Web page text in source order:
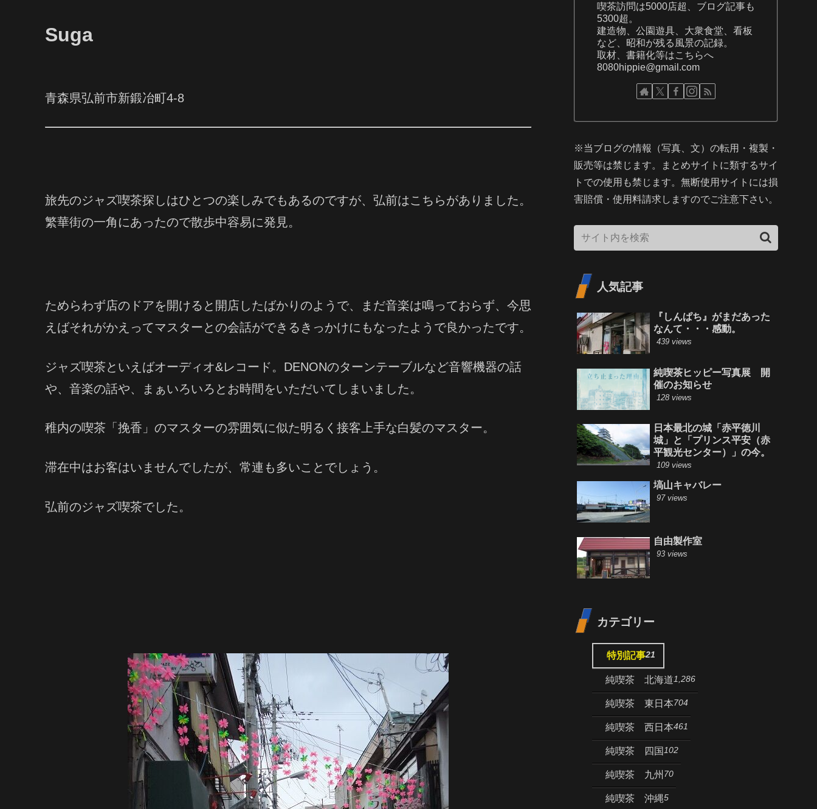
Suga
青森県弘前市新鍛冶町4-8
旅先のジャズ喫茶探しはひとつの楽しみでもあるのですが、弘前はこちらがありました。
繁華街の一角にあったので散歩中容易に発見。
ためらわず店のドアを開けると開店したばかりのようで、まだ音楽は鳴っておらず、今思
えばそれがかえってマスターとの会話ができるきっかけにもなったようで良かったです。
ジャズ喫茶といえばオーディオ&レコード。DENONのターンテーブルなど音響機器の話
や、音楽の話や、まぁいろいろとお時間をいただいてしまいました。
稚内の喫茶「挽香」のマスターの雰囲気に似た明るく接客上手な白髪のマスター。
滞在中はお客はいませんでしたが、常連も多いことでしょう。
弘前のジャズ喫茶でした。
喫茶訪問は5000店超、ブログ記事も
5300超。
建造物、公園遊具、大衆食堂、看板
など、昭和が残る風景の記録。
取材、書籍化等はこちらへ
8080hippie@gmail.com
※当ブログの情報（写真、文）の転用・複製・
販売等は禁じます。まとめサイトに類するサイ
トでの使用も禁じます。無断使用サイトには損
害賠償・使用料請求しますのでご注意下さい。
人気記事
『しんぱち』がまだあった
なんて・・・感動。
439 views
純喫茶ヒッピー写真展 開
催のお知らせ
128 views
日本最北の城「赤平徳川
城」と「プリンス平安（赤
平観光センター）」の今。
109 views
塙山キャバレー
97 views
自由製作室
93 views
カテゴリー
特別記事21
純喫茶 北海道1,286
純喫茶 東日本704
純喫茶 西日本461
純喫茶 四国 102
純喫茶 九州 70
純喫茶 沖縄5